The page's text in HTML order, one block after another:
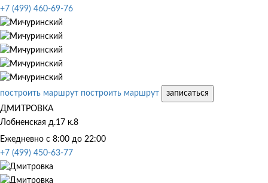
+7 (499) 460-69-76
построить маршрут построить маршрут
записаться
ДМИТРОВКА
Лобненская д.17 к.8
Ежедневно с 8:00 до 22:00
+7 (499) 450-63-77